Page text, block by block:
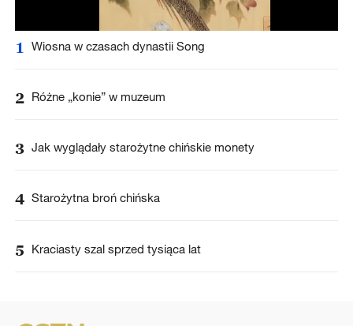
1 Wiosna w czasach dynastii Song
2 Różne „konie” w muzeum
3 Jak wyglądały starożytne chińskie monety
4 Starożytna broń chińska
5 Kraciasty szal sprzed tysiąca lat